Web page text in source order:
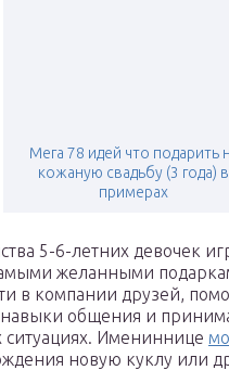
Мега 78 идей что подарить
кожаную свадьбу (3 года) в
примерах
5-6-летних девочек
желанными
в компании друзей,
навыки общения и
ситуациях. Имениннице
новую куклу или